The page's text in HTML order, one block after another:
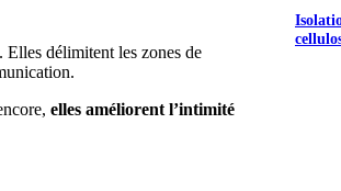
. Elles délimitent les zones de
elles améliorent l’intimité